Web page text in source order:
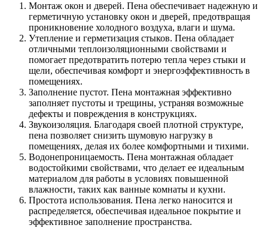
Монтаж окон и дверей. Пена обеспечивает надежную и
герметичную установку окон и дверей, предотвращая
проникновение холодного воздуха, влаги и шума.
Утепление и герметизация стыков. Пена обладает
отличными теплоизоляционными свойствами и
помогает предотвратить потерю тепла через стыки и
щели, обеспечивая комфорт и энергоэффективность в
помещениях.
Заполнение пустот. Пена монтажная эффективно
заполняет пустоты и трещины, устраняя возможные
дефекты и повреждения в конструкциях.
Звукоизоляция. Благодаря своей плотной структуре,
пена позволяет снизить шумовую нагрузку в
помещениях, делая их более комфортными и тихими.
Водонепроницаемость. Пена монтажная обладает
водостойкими свойствами, что делает ее идеальным
материалом для работы в условиях повышенной
влажности, таких как ванные комнаты и кухни.
Простота использования. Пена легко наносится и
распределяется, обеспечивая идеальное покрытие и
эффективное заполнение пространства.